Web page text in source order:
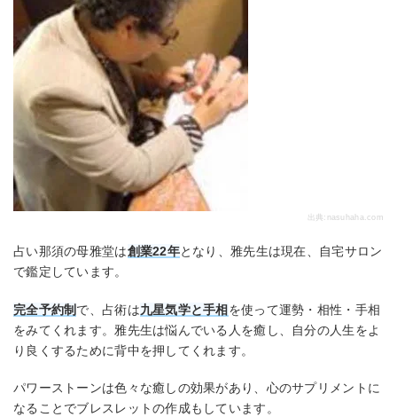
出典: nasuhaha.com
占い那須の母雅堂は創業22年となり、雅先生は現在、自宅サロン
で鑑定しています。
完全予約制 で、占術は九星気学と手相を使って運勢・相性・手相
をみてくれます。雅先生は悩んでいる人を癒し、自分の人生をよ
り良くするために背中を押してくれます。
パワーストーンは色々な癒しの効果があり、心のサプリメントに
なることでブレスレットの作成もしています。